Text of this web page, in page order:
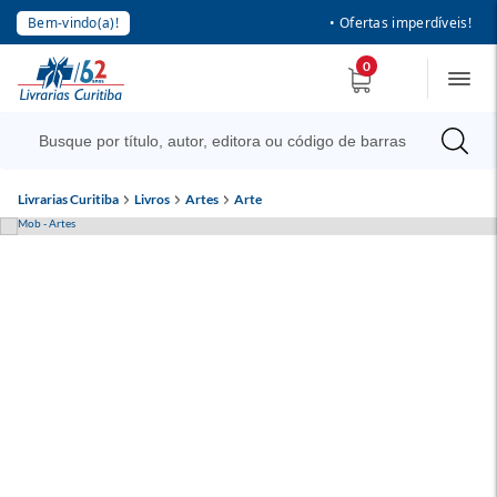
Bem-vindo(a)! • Ofertas imperdíveis!
0
Livrarias Curitiba Livros Artes Arte